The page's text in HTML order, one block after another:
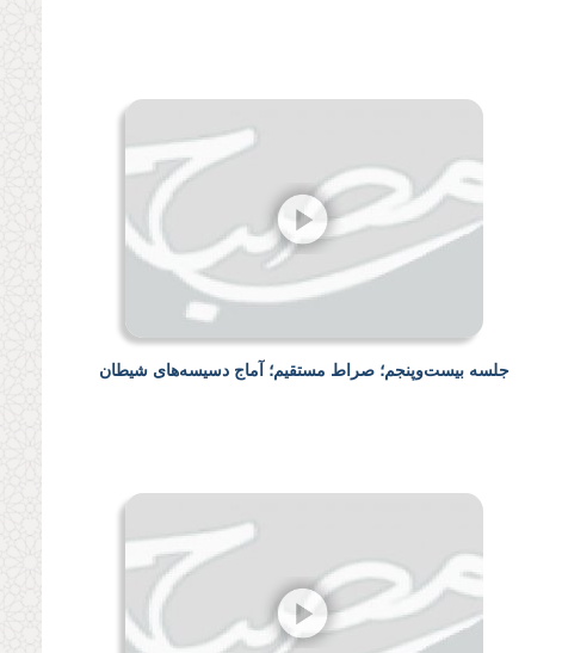
جلسه بیست‌وپنجم؛ صراط مستقیم؛ آماج دسیسه‌های شیطان